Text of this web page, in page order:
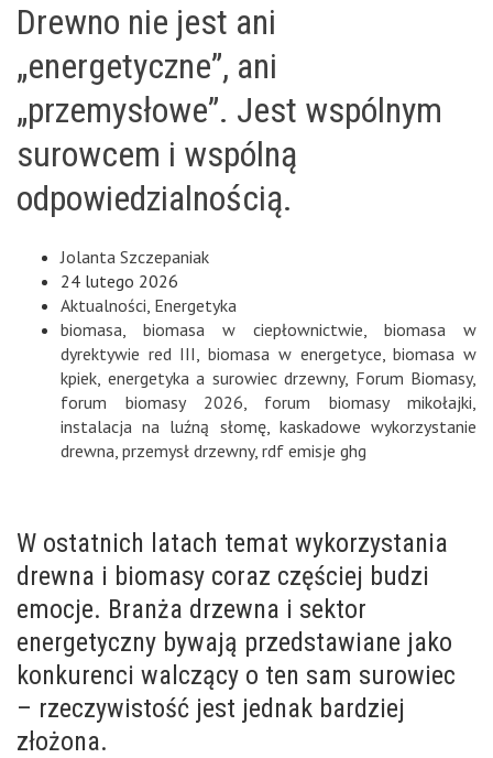
Drewno nie jest ani
„energetyczne”, ani
„przemysłowe”. Jest wspólnym
surowcem i wspólną
odpowiedzialnością.
Jolanta Szczepaniak
24 lutego 2026
Aktualności Energetyka
biomasa
biomasa w ciepłownictwie
biomasa w
dyrektywie red III
,biomasa w energetyce ,biomasa w
kpiek energetyka a surowiec drzewny, Forum Biomasy,
forum biomasy 2026
forum biomasy mikołajki
instalacja na luźną słomę, kaskadowe wykorzystanie
drewna przemysł drzewny, rdf emisje ghg
W ostatnich latach temat wykorzystania
drewna i biomasy coraz częściej budzi
emocje. Branża drzewna i sektor
energetyczny bywają przedstawiane jako
konkurenci walczący o ten sam surowiec
– rzeczywistość jest jednak bardziej
złożona.